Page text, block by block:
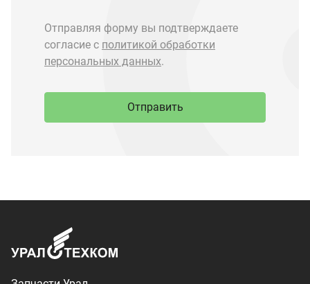
Запчасти Урал
Запчасти Камаз
Спецпредложения
Доставка и оплата